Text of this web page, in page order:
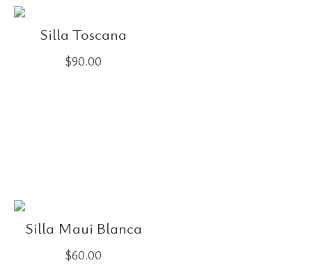
Silla Toscana
$90.00
Silla Maui Blanca
$60.00